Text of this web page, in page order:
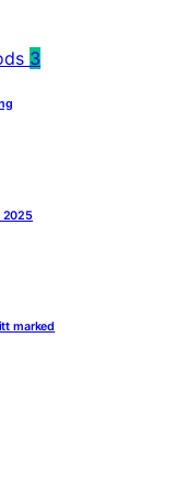
3
2025
marked